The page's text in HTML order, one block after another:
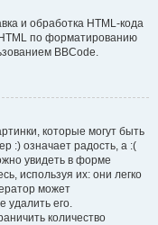
и обработка HTML-кода
по форматированию
BBCode.
которые могут быть
:) означает радость, а :(
увидеть в форме
используя их: они легко
может
удалить его.
количество